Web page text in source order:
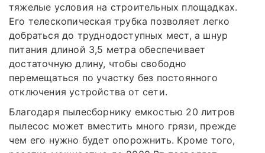
тяжелые условия на строительных площадках.
Его телескопическая трубка позволяет легко
добраться до труднодоступных мест, а шнур
питания длиной 3,5 метра обеспечивает
достаточную длину, чтобы свободно
перемещаться по участку без постоянного
отключения устройства от сети.
Благодаря пылесборнику емкостью 20 литров
пылесос может вместить много грязи, прежде
чем его нужно будет опорожнить. Кроме того,